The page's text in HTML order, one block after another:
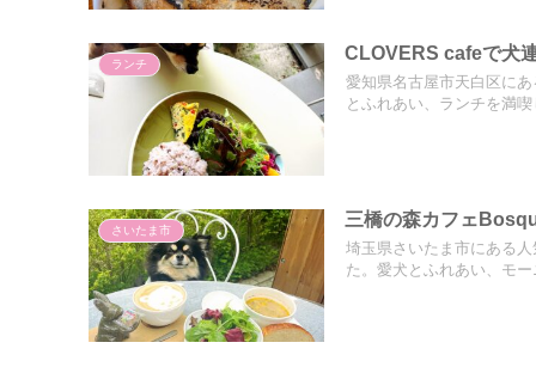
ランチ
CLOVERS cafeで犬
愛知県名古屋市天白区に
とふれあい、ランチを満
さいたま市
三橋の森カフェ
埼玉県さいたま市にある
た。愛犬とふれあい、モ